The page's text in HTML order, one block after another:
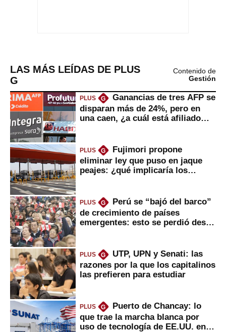
LAS MÁS LEÍDAS DE PLUS
G
Contenido de
Gestión
PLUS G
Ganancias de tres AFP se
disparan más de 24%, pero en
una caen, ¿a cuál está afiliado
PLUS G
Fujimori propone
eliminar ley que puso en jaque
peajes: ¿qué implicaría los
PLUS G
Perú se “bajó del barco”
de crecimiento de países
emergentes: esto se perdió desde
PLUS G
UTP, UPN y Senati: las
razones por la que los capitalinos
las prefieren para estudiar
PLUS G
Puerto de Chancay: lo
que trae la marcha blanca por
uso de tecnología de EE.UU. en